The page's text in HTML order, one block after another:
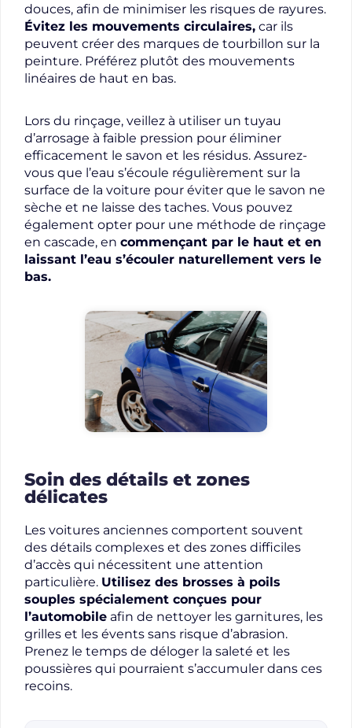
douces, afin de minimiser les risques de rayures.
Évitez les mouvements circulaires, car ils
peuvent créer des marques de tourbillon sur la
peinture. Préférez plutôt des mouvements
linéaires de haut en bas.
Lors du rinçage, veillez à utiliser un tuyau
d’arrosage à faible pression pour éliminer
efficacement le savon et les résidus. Assurez-
vous que l’eau s’écoule régulièrement sur la
surface de la voiture pour éviter que le savon ne
sèche et ne laisse des taches. Vous pouvez
également opter pour une méthode de rinçage
en cascade, en commençant par le haut et en
laissant l’eau s’écouler naturellement vers le
bas.
Soin des détails et zones
délicates
Les voitures anciennes comportent souvent
des détails complexes et des zones difficiles
d’accès qui nécessitent une attention
particulière. Utilisez des brosses à poils
souples spécialement conçues pour
l’automobile afin de nettoyer les garnitures, les
grilles et les évents sans risque d’abrasion.
Prenez le temps de déloger la saleté et les
poussières qui pourraient s’accumuler dans ces
recoins.